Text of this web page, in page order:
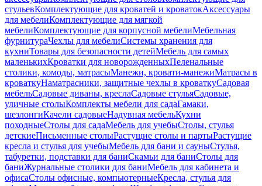
стульевКомплектующие для кроватей и кроватокАксессуары
для мебелиКомплектующие для мягкой
мебелиКомплектующие для корпусной мебелиМебельная
фурнитураЧехлы для мебелиСистемы хранения для
кухниТовары для безопасности детейМебель для самых
маленькихКроватки для новорожденныхПеленальные
столики, комоды, матрасыМанежи, кровати-манежиМатрасы в
кроваткуНаматрасники, защитные чехлы в кроваткуСадовая
мебельСадовые диваны, креслаСадовые стульяСадовые,
уличные столыКомплекты мебели для садаГамаки,
шезлонгиКачели садовыеНадувная мебельКухни
походныеСтолы для садаМебель для учебыСтолы, стулья
детскиеПисьменные столыРастущие столы и партыРастущие
кресла и стулья для учебыМебель для бани и сауныСтулья,
табуретки, подставки для баниСкамьи для баниСтолы для
баниЖурнальные столики для баниМебель для кабинета и
офисаСтолы офисные, компьютерныеКресла, стулья для